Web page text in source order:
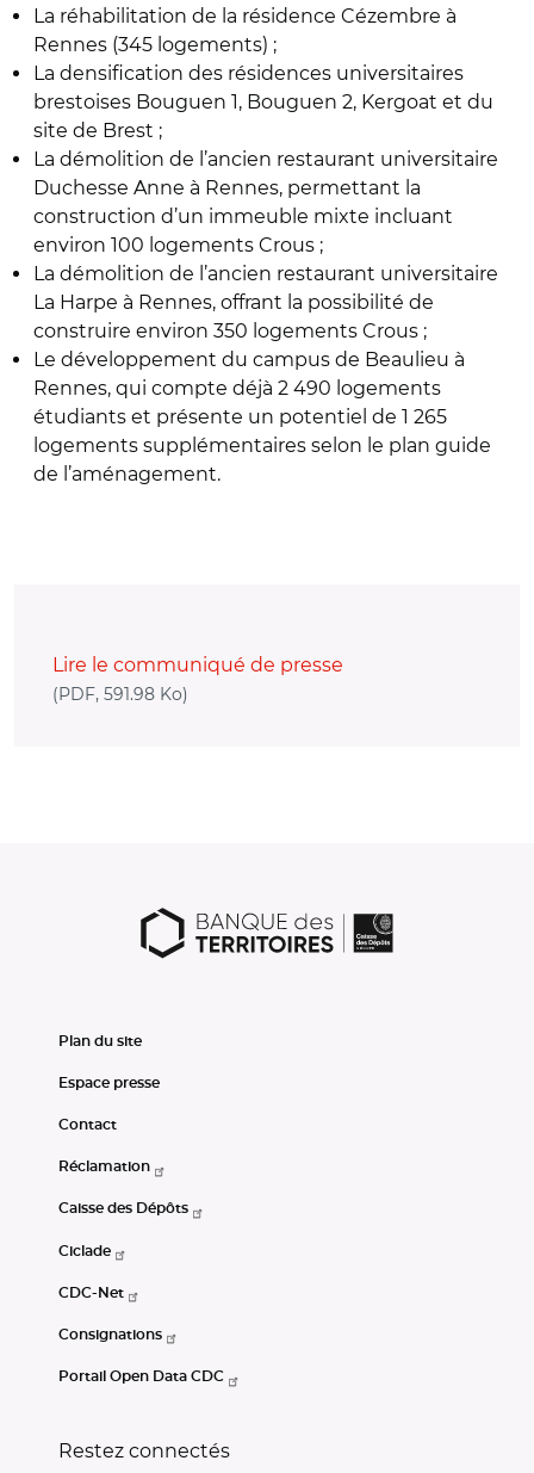
La réhabilitation de la résidence Cézembre à
Rennes (345 logements) ;
La densification des résidences universitaires
brestoises Bouguen 1, Bouguen 2, Kergoat et du
site de Brest ;
La démolition de l’ancien restaurant universitaire
Duchesse Anne à Rennes, permettant la
construction d’un immeuble mixte incluant
environ 100 logements Crous ;
La démolition de l’ancien restaurant universitaire
La Harpe à Rennes, offrant la possibilité de
construire environ 350 logements Crous ;
Le développement du campus de Beaulieu à
Rennes, qui compte déjà 2 490 logements
étudiants et présente un potentiel de 1 265
logements supplémentaires selon le plan guide
de l’aménagement.
Lire le communiqué de presse
(PDF, 591.98 Ko)
Plan du site
Espace presse
Contact
Réclamation
Caisse des Dépôts
Ciclade
CDC-Net
Consignations
Portail Open Data CDC
Restez connectés